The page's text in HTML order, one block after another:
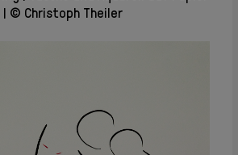
© Christoph Theiler